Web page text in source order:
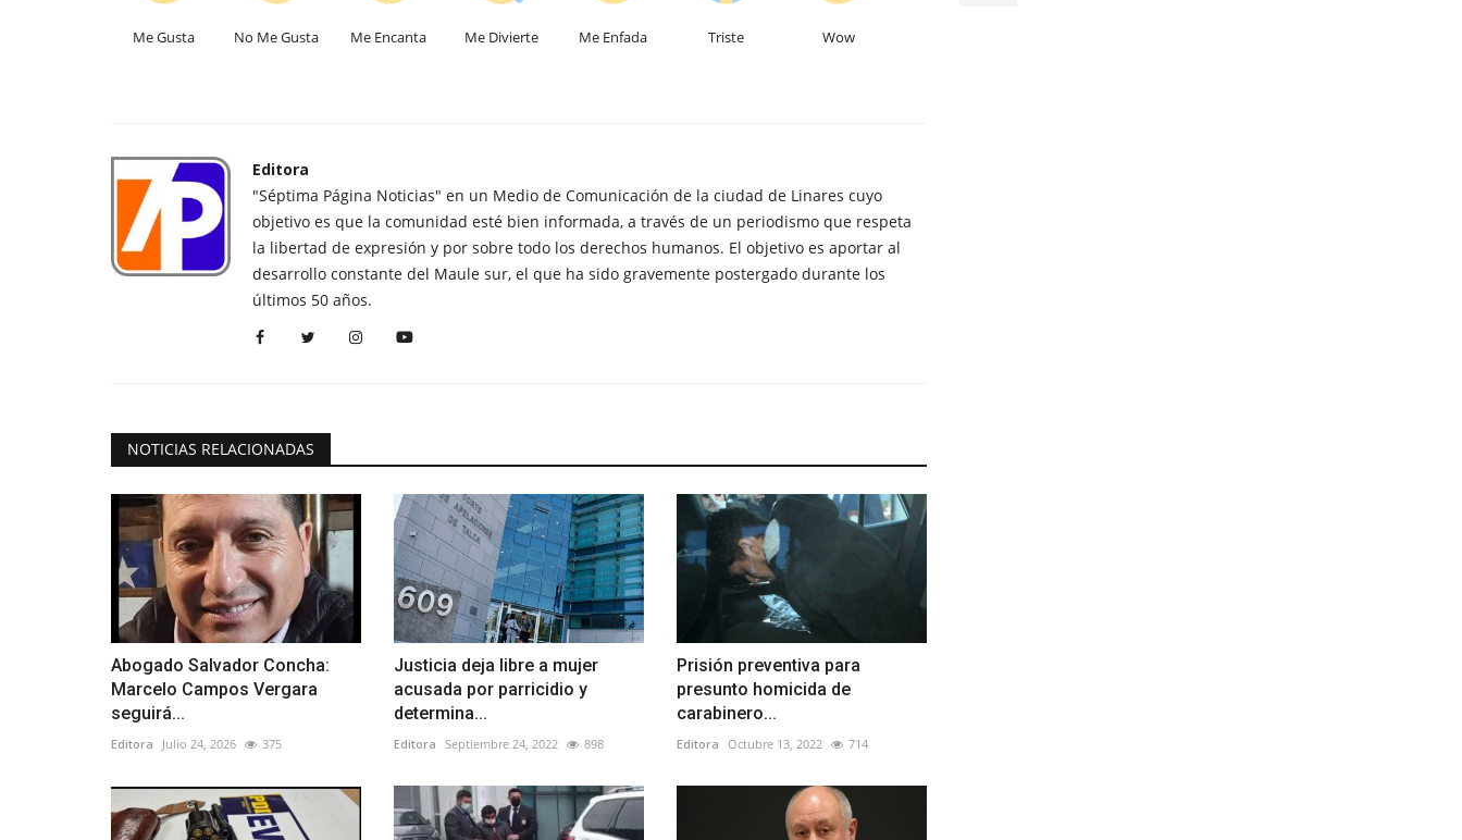
Me Gusta No Me Gusta Me Encanta Me Divierte Me Enfada Triste Wow
Editora
"Séptima Página Noticias" en un Medio de Comunicación de la ciudad de Linares cuyo
objetivo es que la comunidad esté bien informada, a través de un periodismo que respeta
la libertad de expresión y por sobre todo los derechos humanos. El objetivo es aportar al
desarrollo constante del Maule sur, el que ha sido gravemente postergado durante los
últimos 50 años.
NOTICIAS RELACIONADAS
Abogado Salvador Concha:
Marcelo Campos Vergara
seguirá...
Editora Julio 24, 2026 375
Justicia deja libre a mujer
acusada por parricidio y
determina...
Editora Septiembre 24, 2022 898
Prisión preventiva para
presunto homicida de
carabinero...
Editora Octubre 13, 2022 714